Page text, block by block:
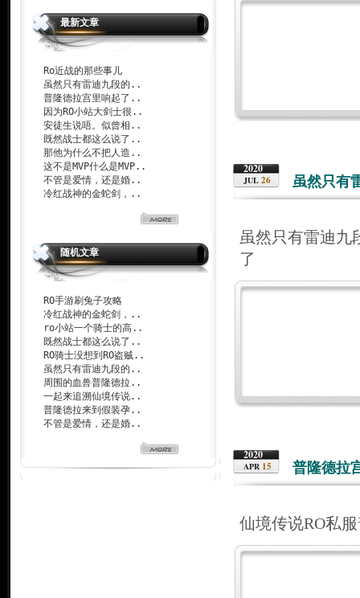
最新文章
Ro近战的那些事儿
虽然只有雷迪九段的..
普隆德拉宫里响起了..
因为RO小站大剑士很..
安徒生说唔。似曾相..
既然战士都这么说了..
那他为什么不把人造..
这不是MVP什么是MVP..
不管是爱情，还是婚..
冷红战神的金蛇剑，..
随机文章
RO手游刷兔子攻略
冷红战神的金蛇剑，..
ro小站一个骑士的高..
既然战士都这么说了..
RO骑士没想到RO盗贼..
虽然只有雷迪九段的..
周围的血兽普隆德拉..
一起来追溯仙境传说..
普隆德拉来到假装孕..
不管是爱情，还是婚..
2020
JUL 26 虽然只有
虽然只有雷迪九
了
2020
APR 15 普隆德拉
仙境传说RO私